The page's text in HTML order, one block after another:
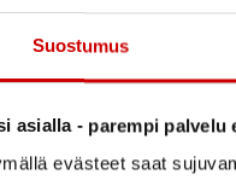
Suostumus
asialla - parempi palvelu
evästeet saat